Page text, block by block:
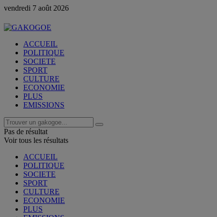
vendredi 7 août 2026
ACCUEIL
POLITIQUE
SOCIETE
SPORT
CULTURE
ECONOMIE
PLUS
EMISSIONS
Pas de résultat
Voir tous les résultats
ACCUEIL
POLITIQUE
SOCIETE
SPORT
CULTURE
ECONOMIE
PLUS